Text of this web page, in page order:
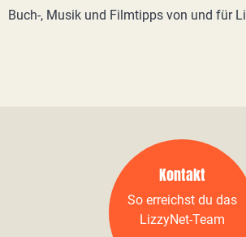
Buch-, Musik und Filmtipps von und für
Kontakt
So erreichst du das
LizzyNet-Team